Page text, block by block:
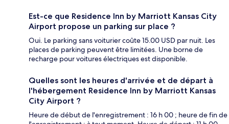
Est-ce que Residence Inn by Marriott Kansas City
Airport propose un parking sur place ?
Oui. Le parking sans voiturier coûte 15.00 USD par nuit. Les
places de parking peuvent être limitées. Une borne de
recharge pour voitures électriques est disponible.
Quelles sont les heures d'arrivée et de départ à
l'hébergement Residence Inn by Marriott Kansas
City Airport ?
Heure de début de l'enregistrement : 16 h 00 ; heure de fin de